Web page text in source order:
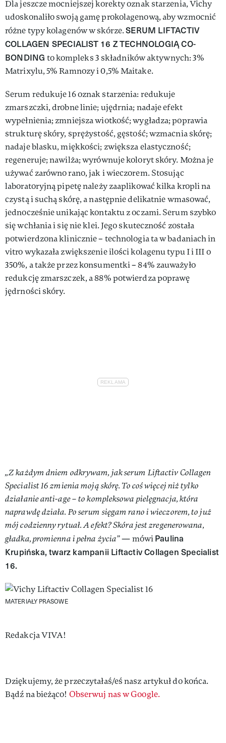
Dla jeszcze mocniejszej korekty oznak starzenia, Vichy
udoskonaliło swoją gamę prokolagenową, aby wzmocnić
różne typy kolagenów w skórze.SERUM LIFTACTIV
COLLAGEN SPECIALIST 16 Z TECHNOLOGIĄ CO-
BONDING to kompleks 3 składników aktywnych: 3%
Matrixylu, 5% Ramnozy i 0,5% Maitake.
Serum redukuje 16 oznak starzenia: redukuje
zmarszczki, drobne linie; ujędrnia; nadaje efekt
wypełnienia; zmniejsza wiotkość; wygładza; poprawia
strukturę skóry, sprężystość, gęstość; wzmacnia skórę;
nadaje blasku, miękkości; zwiększa elastyczność;
regeneruje; nawilża; wyrównuje koloryt skóry. Można je
używać zarówno rano, jak i wieczorem. Stosując
laboratoryjną pipetę należy zaaplikować kilka kropli na
czystą i suchą skórę, a następnie delikatnie wmasować,
jednocześnie unikając kontaktu z oczami. Serum szybko
się wchłania i się nie klei. Jego skuteczność została
potwierdzona klinicznie – technologia ta w badaniach in
vitro wykazała zwiększenie ilości kolagenu typu I i III o
350%, a także przez konsumentki – 84% zauważyło
redukcję zmarszczek, a 88% potwierdza poprawę
jędrności skóry.
„Z każdym dniem odkrywam, jak serum Liftactiv Collagen
Specialist 16 zmienia moją skórę. To coś więcej niż tylko
działanie anti-age – to kompleksowa pielęgnacja, która
naprawdę działa. Po serum sięgam rano i wieczorem, to już
mój codzienny rytuał. A efekt? Skóra jest zregenerowana,
gładka, promienna i pełna życia”— mówiPaulina
Krupińska, twarz kampanii Liftactiv Collagen Specialist
16.
MATERIAŁY PRASOWE
Authors
Redakcja VIVA!
Dziękujemy, że przeczytałaś/eś nasz artykuł do końca.
Bądź na bieżąco! Obserwuj nas w Google.